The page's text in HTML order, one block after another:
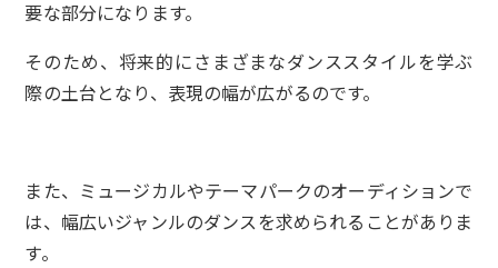
要な部分になります。
そのため、将来的にさまざまなダンススタイルを学ぶ
際の土台となり、表現の幅が広がるのです。
また、ミュージカルやテーマパークのオーディションで
は、幅広いジャンルのダンスを求められることがありま
す。